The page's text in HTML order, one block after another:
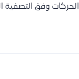
الحركات وفق